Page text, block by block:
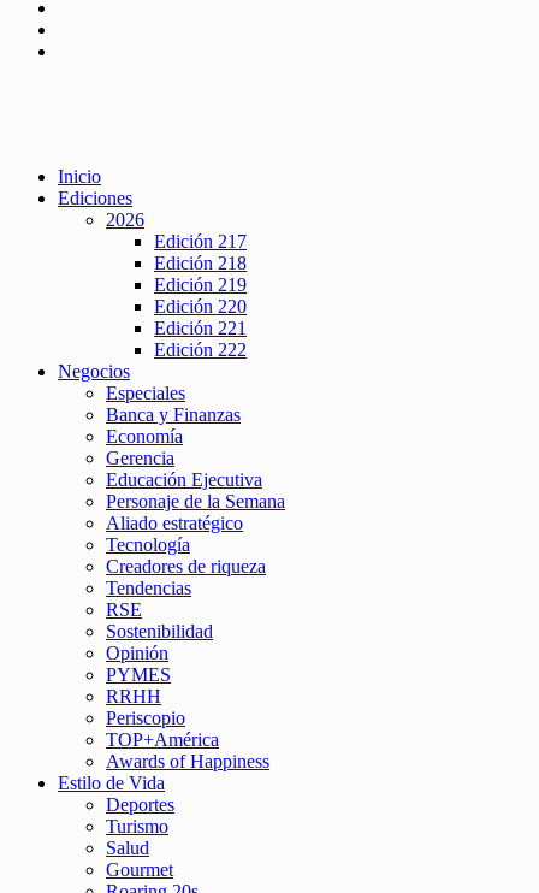
Inicio
Ediciones
2026
Edición 217
Edición 218
Edición 219
Edición 220
Edición 221
Edición 222
Negocios
Especiales
Banca y Finanzas
Economía
Gerencia
Educación Ejecutiva
Personaje de la Semana
Aliado estratégico
Tecnología
Creadores de riqueza
Tendencias
RSE
Sostenibilidad
Opinión
PYMES
RRHH
Periscopio
TOP+América
Awards of Happiness
Estilo de Vida
Deportes
Turismo
Salud
Gourmet